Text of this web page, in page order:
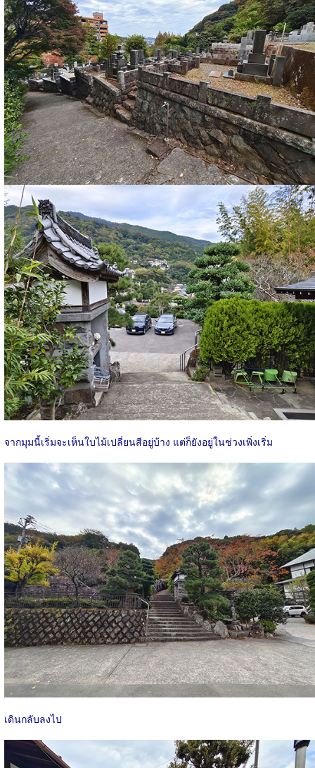
จากมุมนี้เริ่มจะเห็นใบไม้เปลี่ยนสีอยู่บ้าง แต่ก็ยังอยู่ในช่วงเพิ่งเริ่ม
เดินกลับลงไป